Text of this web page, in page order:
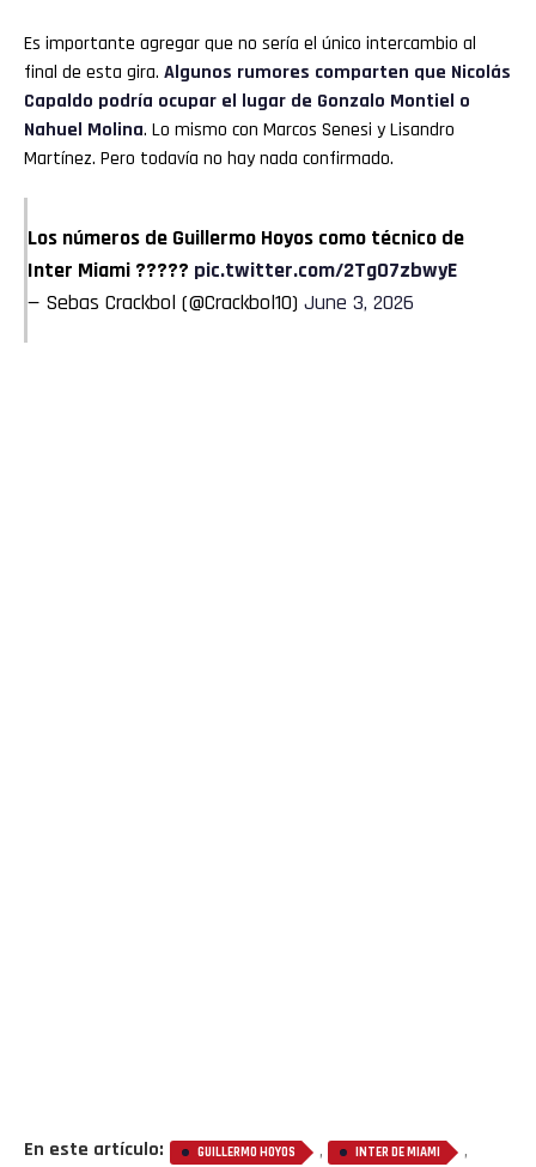
Es importante agregar que no sería el único intercambio al
final de esta gira. Algunos rumores comparten que Nicolás
Capaldo podría ocupar el lugar de Gonzalo Montiel o
Nahuel Molina. Lo mismo con Marcos Senesi y Lisandro
Martínez. Pero todavía no hay nada confirmado.
Los números de Guillermo Hoyos como técnico de
Inter Miami ????? pic.twitter.com/2TgO7zbwyE
— Sebas Crackbol (@Crackbol10) June 3, 2026
En este artículo: GUILLERMO HOYOS , INTER DE MIAMI ,